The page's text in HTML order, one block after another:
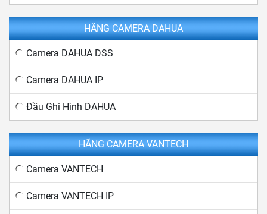
HÃNG CAMERA DAHUA
Camera DAHUA DSS
Camera DAHUA IP
Đầu Ghi Hình DAHUA
HÃNG CAMERA VANTECH
Camera VANTECH
Camera VANTECH IP